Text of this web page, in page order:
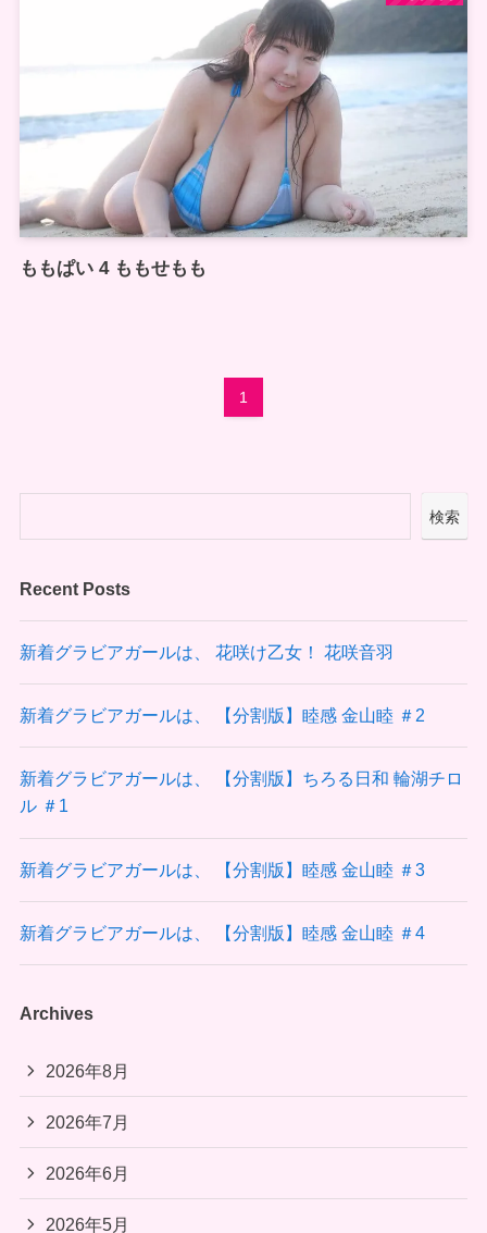
ももぱい 4 ももせもも
1
検索
Recent Posts
新着グラビアガールは、 花咲け乙女！ 花咲音羽
新着グラビアガールは、 【分割版】睦感 金山睦 ＃2
新着グラビアガールは、 【分割版】ちろる日和 輪湖チロ
ル ＃1
新着グラビアガールは、 【分割版】睦感 金山睦 ＃3
新着グラビアガールは、 【分割版】睦感 金山睦 ＃4
Archives
2026年8月
2026年7月
2026年6月
2026年5月